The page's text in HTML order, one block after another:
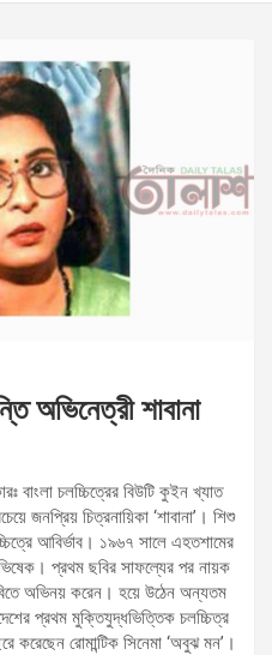
অভিনেত্রী শাবানা
বাংলা চলচ্চিত্রের বিউটি কুইন খ্যাত
জনপ্রিয় চিত্রনায়িকা ‘শাবানা’। শিশু
আবির্ভাব। ১৯৬৭ সালে এহতশামের
প্রথম ছবির সাফল্যের পর নায়ক
অভিনয় করেন। হয়ে উঠেন অন্যতম
প্রথম মুক্তিযুদ্ধভিত্তিক চলচ্চিত্র
করেছেন রোমান্টিক সিনেমা ‘অবুঝ মন’।